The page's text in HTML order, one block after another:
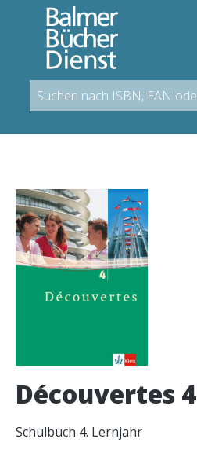
springen
Bildergalerie überspringen
Découvertes 4
Schulbuch 4. Lernjahr